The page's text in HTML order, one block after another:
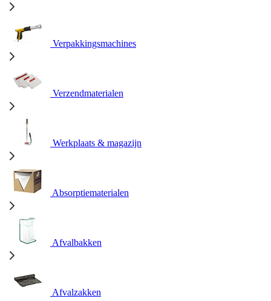
Verpakkingsmachines
Verzendmaterialen
Werkplaats & magazijn
Absorptiematerialen
Afvalbakken
Afvalzakken